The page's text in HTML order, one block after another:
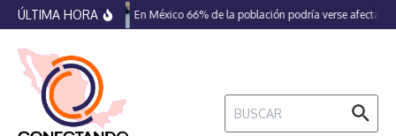
Saltar al contenido
ÚLTIMA HORA En México 66% de la población podría verse
Buscar: